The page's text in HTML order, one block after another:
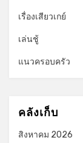
เรื่องเสียวเกย์
เล่นชู้
แนวครอบครัว
คลังเก็บ
สิงหาคม 2026